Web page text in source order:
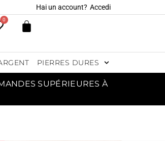
Hai un account? Accedi
0
PIERRES DURES
SUPÉRIEURES À